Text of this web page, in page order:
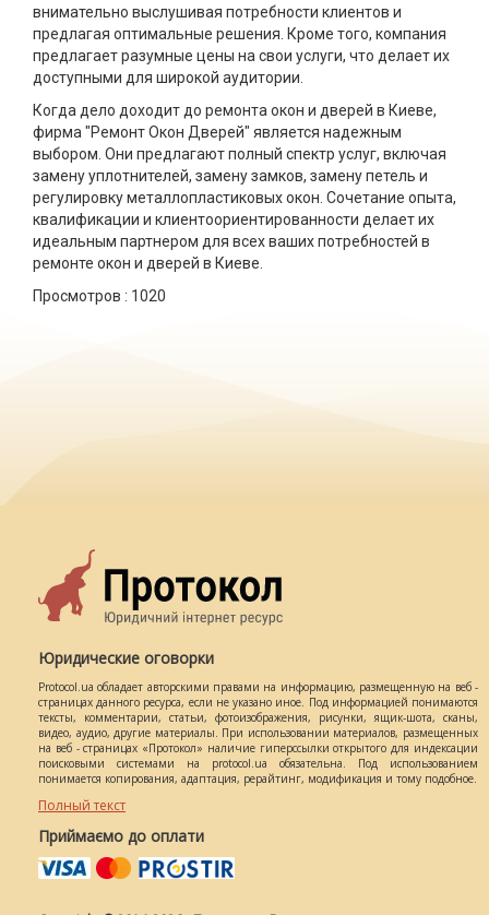
внимательно выслушивая потребности клиентов и
предлагая оптимальные решения. Кроме того, компания
предлагает разумные цены на свои услуги, что делает их
доступными для широкой аудитории.
Когда дело доходит до ремонта окон и дверей в Киеве,
фирма "Ремонт Окон Дверей" является надежным
выбором. Они предлагают полный спектр услуг, включая
замену уплотнителей, замену замков, замену петель и
регулировку металлопластиковых окон. Сочетание опыта,
квалификации и клиентоориентированности делает их
идеальным партнером для всех ваших потребностей в
ремонте окон и дверей в Киеве.
Просмотров : 1020
Юридические оговорки
Protocol.ua обладает авторскими правами на информацию, размещенную на веб -
страницах данного ресурса, если не указано иное. Под информацией понимаются
тексты, комментарии, статьи, фотоизображения, рисунки, ящик-шота, сканы,
видео, аудио, другие материалы. При использовании материалов, размещенных
на веб - страницах «Протокол» наличие гиперссылки открытого для индексации
поисковыми системами на protocol.ua обязательна. Под использованием
понимается копирования, адаптация, рерайтинг, модификация и тому подобное.
Полный текст
Приймаємо до оплати